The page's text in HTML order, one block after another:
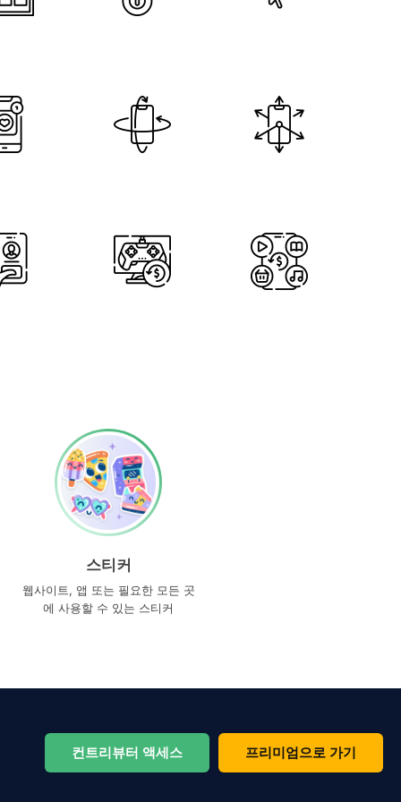
스티커
웹사이트, 앱 또는 필요한 모든 곳
에 사용할 수 있는 스티커
컨트리뷰터 액세스 프리미엄으로 가기